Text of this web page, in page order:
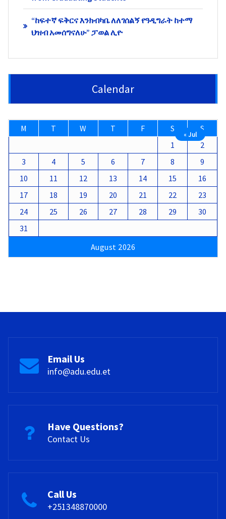
“ከፍተኛ ፍቅርና እንክብካቤ ለለገሰልኝ የዓዲግራት ከተማ
ህዝብ አመሰግናለሁ” ፓወል ሊዮ
Calendar
August 2026
M T W T F S
S
1
2
3
4 5 6 7 8
9
10
11 12 13 14 15
16
17
18 19 20 21 22
23
24
25 26 27 28 29
30
31
« Jul
Email Us
info@adu.edu.et
Have Questions?
Contact Us
Call Us
+251348870000